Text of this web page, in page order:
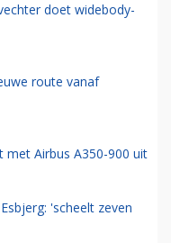
doet widebody-
route vanaf
met Airbus A350-900 uit
'scheelt zeven